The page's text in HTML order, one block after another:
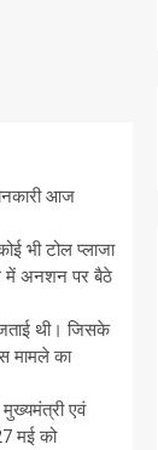
आज
भी टोल प्लाजा
में अनशन पर बैठे
जताई थी। जिसके
मामले का
मुख्यमंत्री एवं
मई को